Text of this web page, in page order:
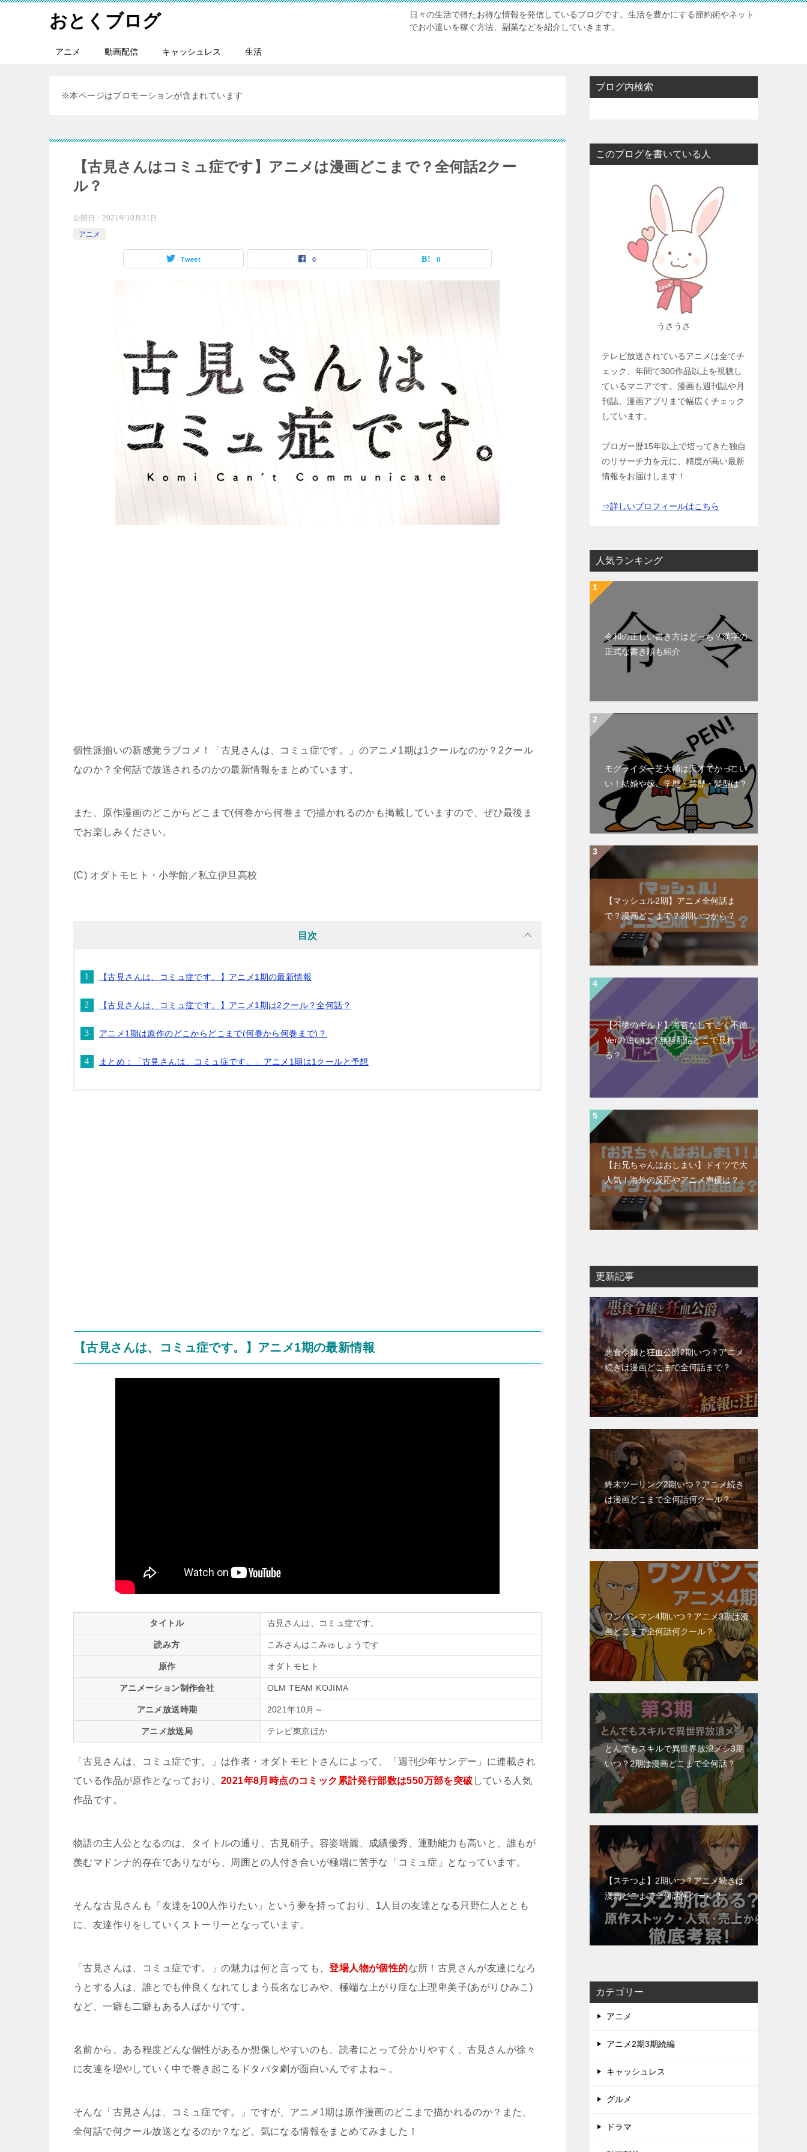
おとくブログ
日々の生活で得たお得な情報を発信しているブログです。生活を豊かにする節約術やネット
でお小遣いを稼ぐ方法、副業などを紹介していきます。
アニメ 動画配信 キャッシュレス 生活
※本ページはプロモーションが含まれています
【古見さんはコミュ症です】アニメは漫画どこまで？全何話2クー
ル？
公開日： 2021年10月31日
アニメ
Tweet 0 0
個性派揃いの新感覚ラブコメ！「古見さんは、コミュ症です。」のアニメ1期は1クールなのか？2クール
なのか？全何話で放送されるのかの最新情報をまとめています。
また、原作漫画のどこからどこまで(何巻から何巻まで)描かれるのかも掲載していますので、ぜひ最後ま
でお楽しみください。
(C) オダトモヒト・小学館／私立伊旦高校
目次
【古見さんは、コミュ症です。】アニメ1期の最新情報
【古見さんは、コミュ症です。】アニメ1期は2クール？全何話？
アニメ1期は原作のどこからどこまで(何巻から何巻まで)？
まとめ：「古見さんは、コミュ症です。」アニメ1期は1クールと予想
【古見さんは、コミュ症です。】アニメ1期の最新情報
タイトル 古見さんは、コミュ症です。
読み方 こみさんはこみゅしょうです
原作 オダトモヒト
アニメーション制作会社 OLM TEAM KOJIMA
アニメ放送時期 2021年10月～
アニメ放送局 テレビ東京ほか
「古見さんは、コミュ症です。」は作者・オダトモヒトさんによって、「週刊少年サンデー」に連載され
ている作品が原作となっており、 2021年8月時点のコミック累計発行部数は550万部を突破 している人気
作品です。
物語の主人公となるのは、タイトルの通り、古見硝子。容姿端麗、成績優秀、運動能力も高いと、誰もが
羨むマドンナ的存在でありながら、周囲との人付き合いが極端に苦手な「コミュ症」となっています。
そんな古見さんも「友達を100人作りたい」という夢を持っており、1人目の友達となる只野仁人ととも
に、友達作りをしていくストーリーとなっています。
「古見さんは、コミュ症です。」の魅力は何と言っても、登場人物が個性的な所！古見さんが友達になろ
うとする人は、誰とでも仲良くなれてしまう長名なじみや、極端な上がり症な上理卑美子(あがりひみこ)
など、一癖も二癖もある人ばかりです。
名前から、ある程度どんな個性があるか想像しやすいのも、読者にとって分かりやすく、古見さんが徐々
に友達を増やしていく中で巻き起こるドタバタ劇が面白いんですよね～。
そんな「古見さんは、コミュ症です。」ですが、アニメ1期は原作漫画のどこまで描かれるのか？また、
全何話で何クール放送となるのか？など、気になる情報をまとめてみました！
ブログ内検索
このブログを書いている人
うさうさ
テレビ放送されているアニメは全てチ
ェック、年間で300作品以上を視聴し
ているマニアです。漫画も週刊誌や月
刊誌、漫画アプリまで幅広くチェック
しています。
ブロガー歴15年以上で培ってきた独自
のリサーチ力を元に、精度が高い最新
情報をお届けします！
⇒詳しいプロフィールはこちら
人気ランキング
令和の正しい書き方はどっち？漢字の
正式な書き順も紹介
モグライダー芝大輔は天才でかっこい
い！結婚や嫁、学歴・芸歴・髪型は？
【マッシュル2期】アニメ全何話ま
で？漫画どこまで？3期いつから？
【不徳のギルド】海苔なしすごく不徳
Verの違いは？無料配信どこで見れ
る？
【お兄ちゃんはおしまい】ドイツで大
人気！海外の反応やアニメ声優は？
更新記事
悪食令嬢と狂血公爵2期いつ？アニメ
続きは漫画どこまで全何話まで？
終末ツーリング2期いつ？アニメ続き
は漫画どこまで全何話何クール？
ワンパンマン4期いつ？アニメ3期は漫
画どこまで全何話何クール？
とんでもスキルで異世界放浪メシ3期
いつ？2期は漫画どこまで全何話？
【ステつよ】2期いつ？アニメ続きは
漫画どこまで全何話何クール？
カテゴリー
アニメ
アニメ2期3期続編
キャッシュレス
グルメ
ドラマ